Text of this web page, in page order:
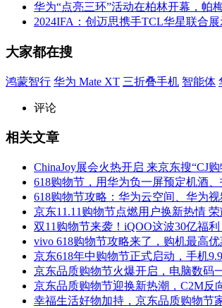
华为“点亮三环”活动在柏林开幕，帕
2024IFA：创迈思携手TCL华星联合
大家都在搜
鸿蒙智行 华为 Mate XT 三折叠手机 智能体
评论
相关文章
ChinaJoy展会火热开启 来京东搜“CJ
618购物节，用华为负一屏预定机酒
618购物节攻略：华为云空间、华为
京东11.11购物节点燃用户换新热情
双11购物节来袭！iQOO这波30亿福
vivo 618购物节攻略来了，购机最高
京东618年中购物节正式启动，手机
京东品质购物节火爆开启，电脑数码
京东品质购物节迎换新热潮，C2M反
幸福生活好物加持，京东品质购物节